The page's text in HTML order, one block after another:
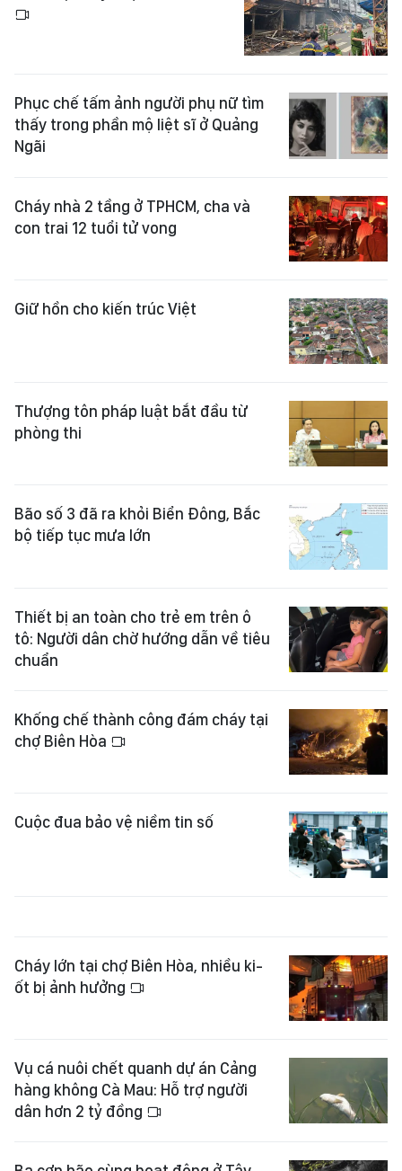
Phục chế tấm ảnh người phụ nữ tìm
thấy trong phần mộ liệt sĩ ở Quảng
Ngãi
Cháy nhà 2 tầng ở TPHCM, cha và
con trai 12 tuổi tử vong
Giữ hồn cho kiến trúc Việt
Thượng tôn pháp luật bắt đầu từ
phòng thi
Bão số 3 đã ra khỏi Biển Đông, Bắc
bộ tiếp tục mưa lớn
Thiết bị an toàn cho trẻ em trên ô
tô: Người dân chờ hướng dẫn về tiêu
chuẩn
Khống chế thành công đám cháy tại
chợ Biên Hòa
Cuộc đua bảo vệ niềm tin số
Cháy lớn tại chợ Biên Hòa, nhiều ki-
ốt bị ảnh hưởng
Vụ cá nuôi chết quanh dự án Cảng
hàng không Cà Mau: Hỗ trợ người
dân hơn 2 tỷ đồng